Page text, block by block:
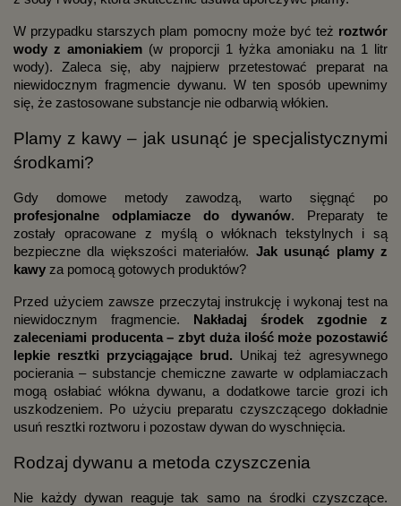
W przypadku starszych plam pomocny może być też roztwór
wody z amoniakiem (w proporcji 1 łyżka amoniaku na 1 litr
wody). Zaleca się, aby najpierw przetestować preparat na
niewidocznym fragmencie dywanu. W ten sposób upewnimy
się, że zastosowane substancje nie odbarwią włókien.
Plamy z kawy – jak usunąć je specjalistycznymi
środkami?
Gdy domowe metody zawodzą, warto sięgnąć po
profesjonalne odplamiacze do dywanów. Preparaty te
zostały opracowane z myślą o włóknach tekstylnych i są
bezpieczne dla większości materiałów. Jak usunąć plamy z
kawy za pomocą gotowych produktów?
Przed użyciem zawsze przeczytaj instrukcję i wykonaj test na
niewidocznym fragmencie.
Nakładaj środek zgodnie z
zaleceniami producenta – zbyt duża ilość może pozostawić
lepkie resztki przyciągające brud. Unikaj też agresywnego
pocierania – substancje chemiczne zawarte w odplamiaczach
mogą osłabiać włókna dywanu, a dodatkowe tarcie grozi ich
uszkodzeniem. Po użyciu preparatu czyszczącego dokładnie
usuń resztki roztworu i pozostaw dywan do wyschnięcia.
Rodzaj dywanu a metoda czyszczenia
Nie każdy dywan reaguje tak samo na środki czyszczące.